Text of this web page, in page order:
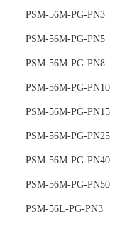
PSM-56M-PG-PN3
PSM-56M-PG-PN5
PSM-56M-PG-PN8
PSM-56M-PG-PN10
PSM-56M-PG-PN15
PSM-56M-PG-PN25
PSM-56M-PG-PN40
PSM-56M-PG-PN50
PSM-56L-PG-PN3